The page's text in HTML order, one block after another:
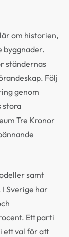
om historien,
byggnader.
ständernas
Följ
genom
stora
Tre Kronor
samt
I Sverige har
Ett parti
ett val för att